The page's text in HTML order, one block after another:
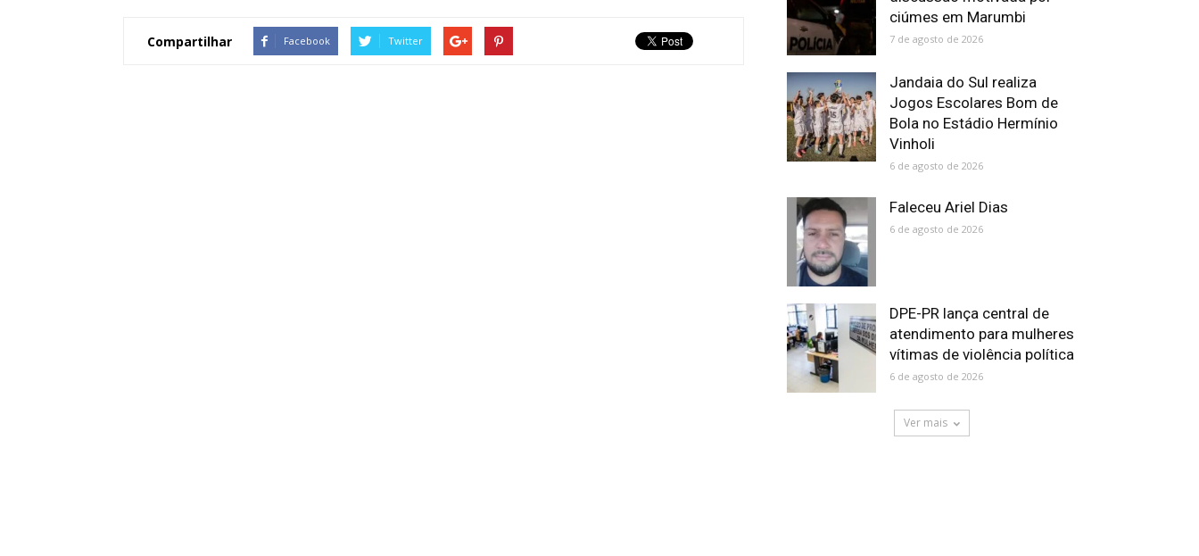
Compartilhar Facebook Twitter
ciúmes em Marumbi
7 de agosto de 2026
Jandaia do Sul realiza
Jogos Escolares Bom de
Bola no Estádio Hermínio
Vinholi
6 de agosto de 2026
Faleceu Ariel Dias
6 de agosto de 2026
DPE-PR lança central de
atendimento para mulheres
vítimas de violência política
6 de agosto de 2026
Ver mais